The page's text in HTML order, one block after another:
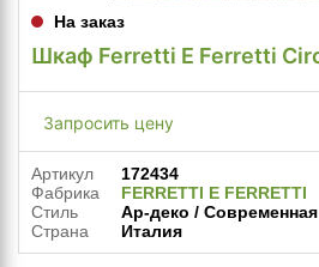
На заказ
Шкаф Ferretti E Ferretti
Запросить цену
Артикул
172434
Фабрика
FERRETTI E FERRETTI
Стиль
Ар-деко / Современная
Страна
Италия